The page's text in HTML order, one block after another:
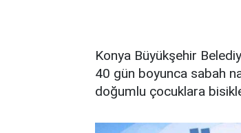
Konya Büyükşehir
40 gün boyunca sabah
doğumlu çocuklara